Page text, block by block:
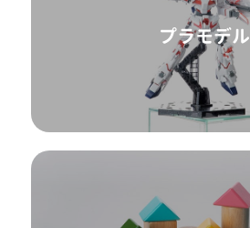
プラモデル